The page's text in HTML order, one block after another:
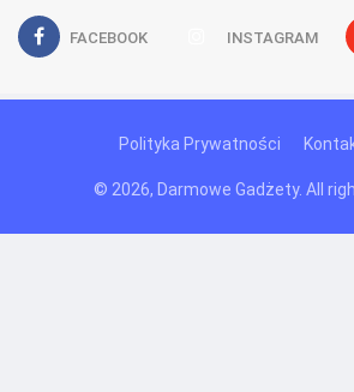
FACEBOOK INSTAGRAM
Polityka Prywatności
© 2026, Darmowe Gadżety. All